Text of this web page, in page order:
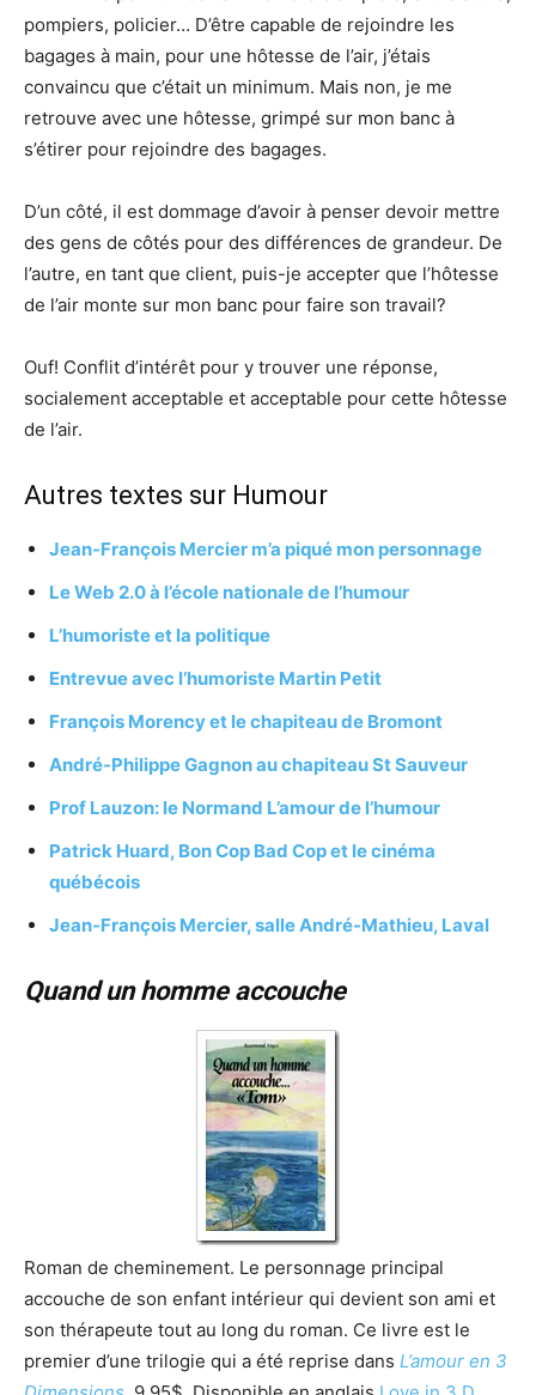
pompiers, policier… D’être capable de rejoindre les
bagages à main, pour une hôtesse de l’air, j’étais
convaincu que c’était un minimum. Mais non, je me
retrouve avec une hôtesse, grimpé sur mon banc à
s’étirer pour rejoindre des bagages.
D’un côté, il est dommage d’avoir à penser devoir mettre
des gens de côtés pour des différences de grandeur. De
l’autre, en tant que client, puis-je accepter que l’hôtesse
de l’air monte sur mon banc pour faire son travail?
Ouf! Conflit d’intérêt pour y trouver une réponse,
socialement acceptable et acceptable pour cette hôtesse
de l’air.
Autres textes sur Humour
Jean-François Mercier m’a piqué mon personnage
Le Web 2.0 à l’école nationale de l’humour
L’humoriste et la politique
Entrevue avec l’humoriste Martin Petit
François Morency et le chapiteau de Bromont
André-Philippe Gagnon au chapiteauSt Sauveur
Prof Lauzon: le Normand L’amour de l’humour
Patrick Huard, Bon Cop Bad Cop et le cinéma
québécois
Jean-François Mercier, salle André-Mathieu, Laval
Quand un homme accouche
Roman de cheminement. Le personnage principal
accouche de son enfant intérieur qui devient son ami et
son thérapeute tout au long du roman. Ce livre est le
premier d’une trilogie qui a été reprise dans L’amour en 3